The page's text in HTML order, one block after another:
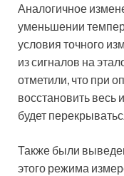
Аналогичное
уменьшении
условия точного
из сигналов на
отметили, что при
восстановить весь
будет
Также были
этого режима